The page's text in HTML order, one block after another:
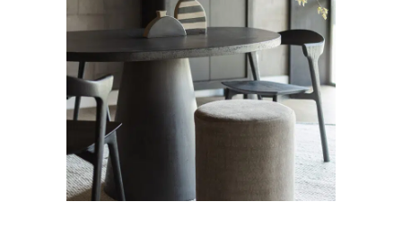
Hocker Rondo